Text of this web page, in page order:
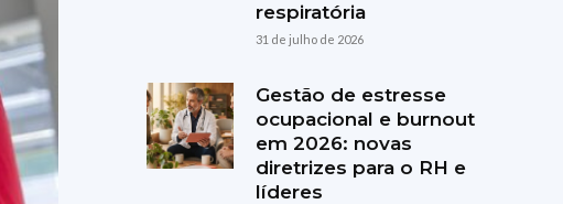
respiratória
31 de julho de 2026
Gestão de estresse
ocupacional e burnout
em 2026: novas
diretrizes para o RH e
líderes